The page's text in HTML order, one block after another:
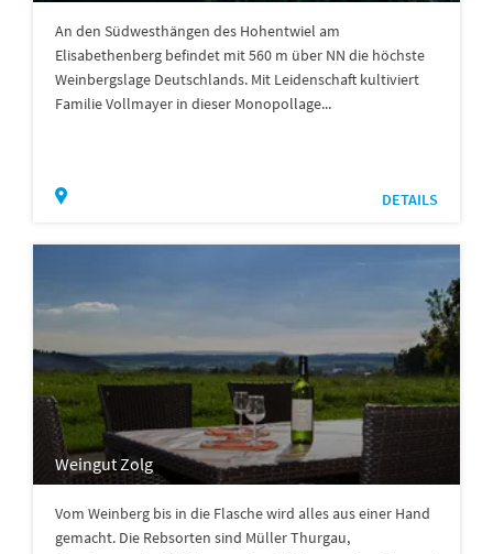
An den Südwesthängen des Hohentwiel am
Elisabethenberg befindet mit 560 m über NN die höchste
Weinbergslage Deutschlands. Mit Leidenschaft kultiviert
Familie Vollmayer in dieser Monopollage...
DETAILS
Weingut Zolg
Vom Weinberg bis in die Flasche wird alles aus einer Hand
gemacht. Die Rebsorten sind Müller Thurgau,